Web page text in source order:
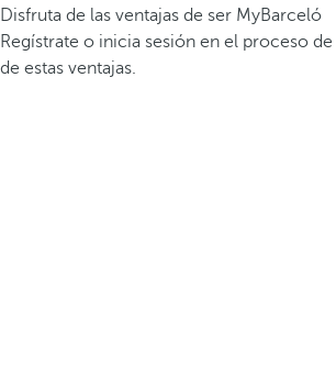
Disfruta de las ventajas de ser MyBarceló
Regístrate o inicia sesión en el proceso
de estas ventajas.